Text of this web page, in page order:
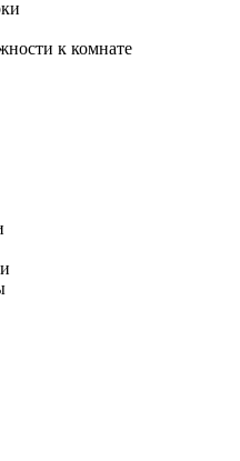
к комнате